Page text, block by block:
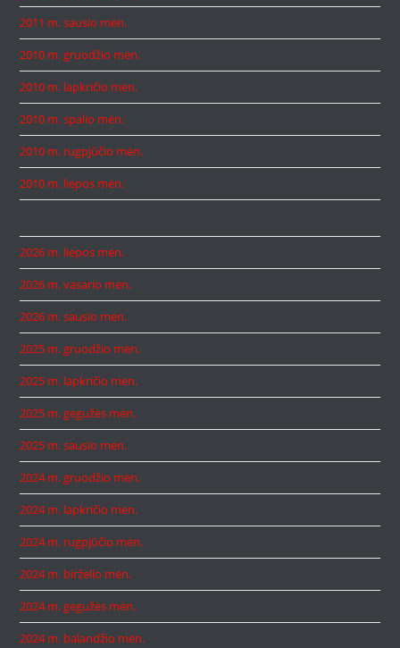
2011 m. sausio mėn.
2010 m. gruodžio mėn.
2010 m. lapkričio mėn.
2010 m. spalio mėn.
2010 m. rugpjūčio mėn.
2010 m. liepos mėn.
2026 m. liepos mėn.
2026 m. vasario mėn.
2026 m. sausio mėn.
2025 m. gruodžio mėn.
2025 m. lapkričio mėn.
2025 m. gegužės mėn.
2025 m. sausio mėn.
2024 m. gruodžio mėn.
2024 m. lapkričio mėn.
2024 m. rugpjūčio mėn.
2024 m. birželio mėn.
2024 m. gegužės mėn.
2024 m. balandžio mėn.